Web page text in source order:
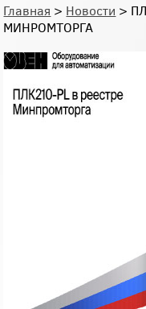
Главная > Новости >
МИНРОМТОРГА